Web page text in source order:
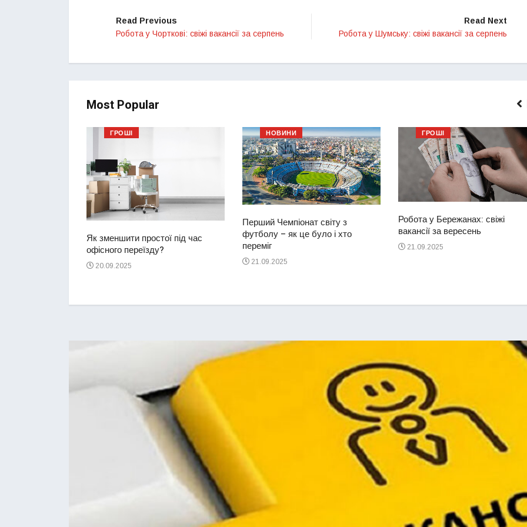
Read Previous
Робота у Чорткові: свіжі вакансії за серпень
Read Next
Робота у Шумську: свіжі вакансії за серпень
Most Popular
ГРОШІ
Як зменшити простої під час
офісного переїзду?
20.09.2025
НОВИНИ
Перший Чемпіонат світу з
футболу – як це було і хто
переміг
21.09.2025
ГРОШІ
Робота у Бережанах: свіжі
вакансії за вересень
21.09.2025